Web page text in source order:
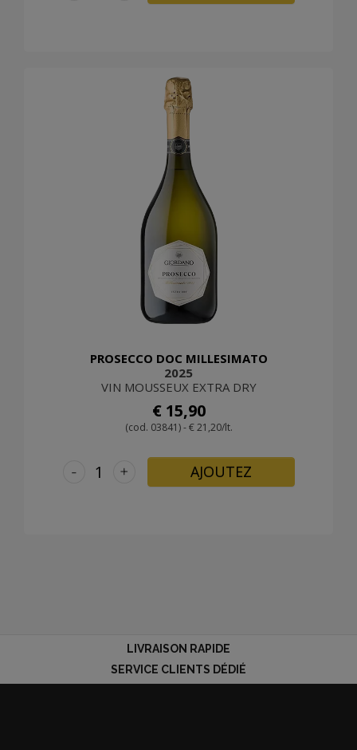
PROSECCO DOC MILLESIMATO
2025
VIN MOUSSEUX EXTRA DRY
€ 15,90
(cod. 03841) - € 21,20/lt.
+
- AJOUTEZ
LIVRAISON RAPIDE
SERVICE CLIENTS DÉDIÉ